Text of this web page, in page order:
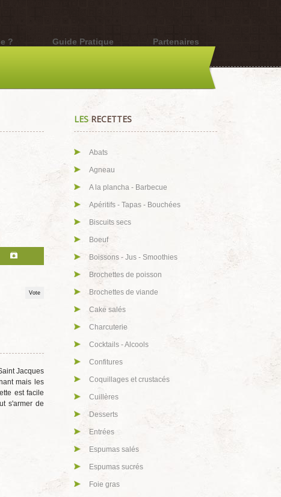
? Guide Pratique Partenaires
Jacques
mais les
est facile
s'armer de
LESRECETTES
Abats
Agneau
A la plancha - Barbecue
Apéritifs - Tapas - Bouchées
Biscuits secs
Boeuf
Boissons - Jus - Smoothies
Brochettes de poisson
Brochettes de viande
Cake salés
Charcuterie
Cocktails - Alcools
Confitures
Coquillages et crustacés
Cuillères
Desserts
Entrées
Espumas salés
Espumas sucrés
Foie gras